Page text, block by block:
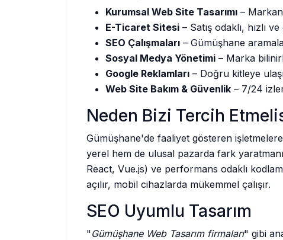
Kurumsal Web Site Tasarımı –
E-Ticaret Sitesi – Satış odaklı, hızlı
SEO Çalışmaları – Gümüşhane
Sosyal Medya Yönetimi – Marka
Google Reklamları – Doğru kitleye
Web Site Bakım & Güvenlik – 7/24
Neden Bizi Tercih
Gümüşhane'de faaliyet gösteren
yerel hem de ulusal pazarda fark
React, Vue.js) ve performans odaklı
açılır, mobil cihazlarda mükemmel çalışır.
SEO Uyumlu Tasarım
"Gümüşhane Web Tasarım firmaları" gibi